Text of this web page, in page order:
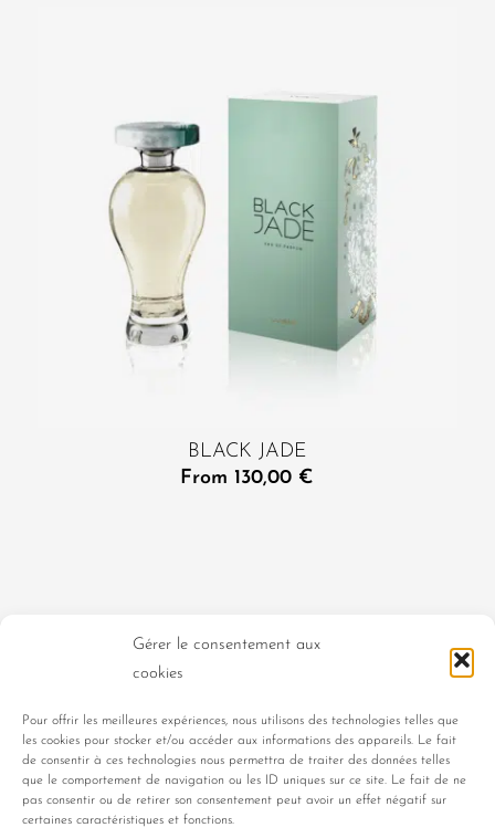
Gérer le consentement aux
cookies
Pour offrir les meilleures expériences, nous utilisons des technologies telles que
les cookies pour stocker et/ou accéder aux informations des appareils. Le fait
de consentir à ces technologies nous permettra de traiter des données telles
que le comportement de navigation ou les ID uniques sur ce site. Le fait de ne
pas consentir ou de retirer son consentement peut avoir un effet négatif sur
certaines caractéristiques et fonctions.
BLACK JADE
From 130,00 €
WOMEN’S PRODUCTS MEN’S PRODUCTS
PORTRAITS DE FEMMES
EVOCATIONS COLLECTION